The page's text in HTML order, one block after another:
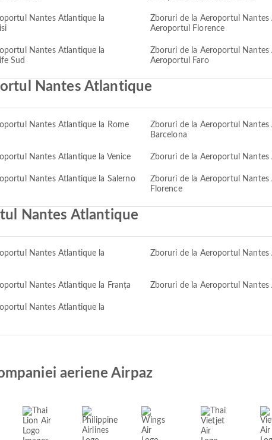
Nantes Atlantique la
Zboruri de la Aeroportul Nantes
Aeroportul Florence
Nantes Atlantique la
Sud
Zboruri de la Aeroportul Nantes
Aeroportul Faro
Nantes Atlantique
Nantes Atlantique la Rome
Zboruri de la Aeroportul Nantes
Barcelona
Nantes Atlantique la Venice Zboruri de la Aeroportul
Nantes Atlantique la Salerno
Zboruri de la Aeroportul Nantes
Florence
Nantes Atlantique
Nantes Atlantique la
Zboruri de la Aeroportul Nantes
Nantes Atlantique la Franța Zboruri de la Aeroportul Nantes
Nantes Atlantique la
aeriene Airpaz